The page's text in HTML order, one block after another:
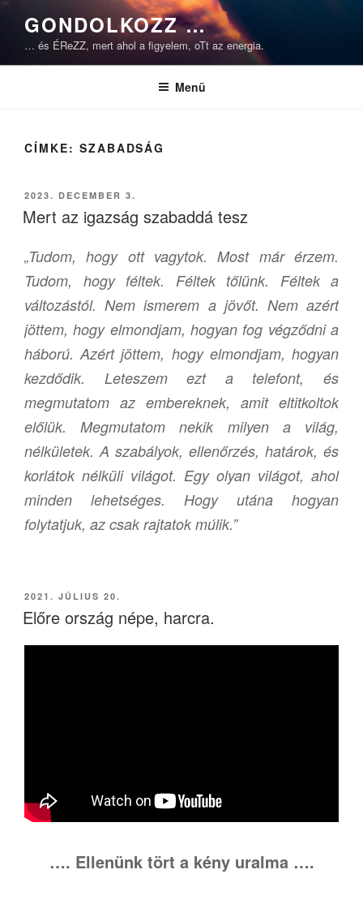
Tartalomhoz
GONDOLKOZZ …
… és ÉReZZ, mert ahol a figyelem, oTt az energia.
Menü
CÍMKE: SZABADSÁG
BEKÜLDVE:
2023. DECEMBER 3.
Mert az igazság szabaddá tesz
„Tudom, hogy ott vagytok. Most már érzem.
Tudom, hogy féltek. Féltek tőlünk. Féltek a
változástól. Nem ismerem a jövőt. Nem azért
jöttem, hogy elmondjam, hogyan fog végződni a
háború. Azért jöttem, hogy elmondjam, hogyan
kezdődik. Leteszem ezt a telefont, és
megmutatom az embereknek, amit eltitkoltok
előlük. Megmutatom nekik milyen a világ,
nélkületek. A szabályok, ellenőrzés, határok, és
korlátok nélküli világot. Egy olyan világot, ahol
minden lehetséges. Hogy utána hogyan
folytatjuk, az csak rajtatok múlik.”
BEKÜLDVE:
2021. JÚLIUS 20.
Előre ország népe, harcra.
…. Ellenünk tört a kény uralma ….